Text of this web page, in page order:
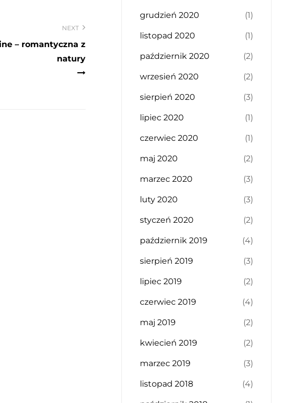
NEXT
– romantyczna z
natury
grudzień 2020 (1)
listopad 2020 (1)
październik 2020 (2)
wrzesień 2020 (2)
sierpień 2020 (3)
lipiec 2020 (1)
czerwiec 2020 (1)
maj 2020 (2)
marzec 2020 (3)
luty 2020 (3)
styczeń 2020 (2)
październik 2019 (4)
sierpień 2019 (3)
lipiec 2019 (2)
czerwiec 2019 (4)
maj 2019 (2)
kwiecień 2019 (2)
marzec 2019 (3)
listopad 2018 (4)